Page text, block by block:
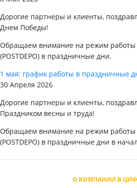
Дорогие партнеры и клиенты,
Днем Победы!
Обращаем внимание на режим
(POSTDEPO) в праздничные дни.
1 мая: график работы в праздничные
30 Апреля 2026
Дорогие партнеры и клиенты,
Праздником весны и труда!
Обращаем внимание на режим
(POSTDEPO) в праздничные дни в
О КОМПАНИИ В